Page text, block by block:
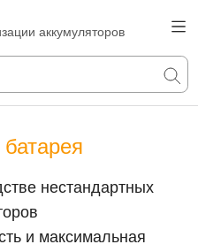
аккумуляторов
нестандартных
и максимальная